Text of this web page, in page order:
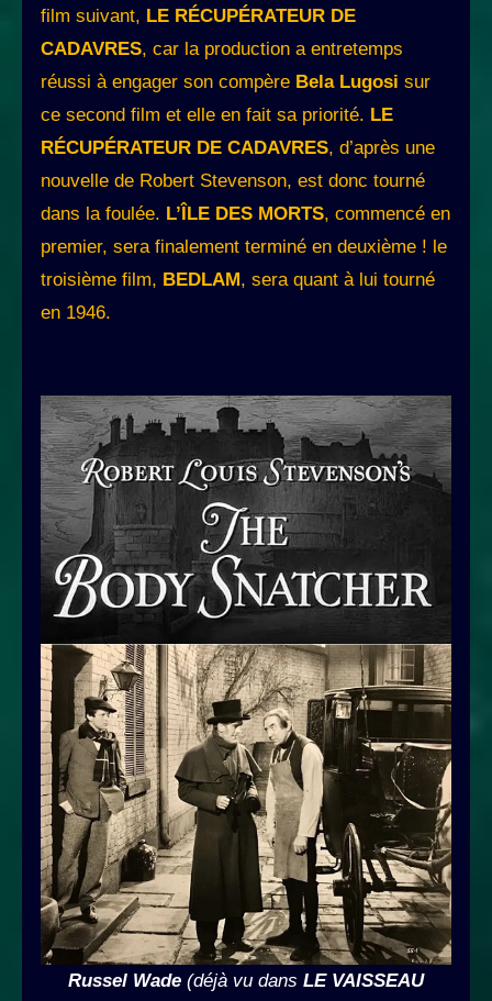
film suivant, LE RÉCUPÉRATEUR DE
CADAVRES, car la production a entretemps
réussi à engager son compère Bela Lugosi sur
ce second film et elle en fait sa priorité. LE
RÉCUPÉRATEUR DE CADAVRES, d’après une
nouvelle de Robert Stevenson, est donc tourné
dans la foulée. L’ÎLE DES MORTS, commencé en
premier, sera finalement terminé en deuxième ! le
troisième film, BEDLAM, sera quant à lui tourné
en 1946.
Russel Wade (déjà vu dans LE VAISSEAU